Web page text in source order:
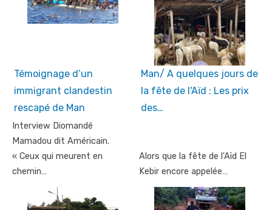
Témoignage d’un
immigrant clandestin
rescapé de Man
Interview Diomandé
Mamadou dit Américain.
« Ceux qui meurent en
chemin…
Man/ A quelques jours de
la fête de l'Aïd : Les prix
des…
Alors que la fête de l'Aïd El
Kebir encore appelée…